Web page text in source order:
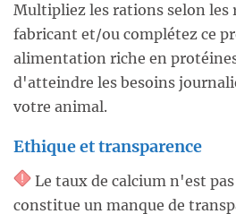
Multipliez les rations selon les
fabricant et/ou complétez ce
alimentation riche en
d'atteindre les besoins
votre animal.
Ethique et transparence
Le taux de calcium n'est
constitue un manque de